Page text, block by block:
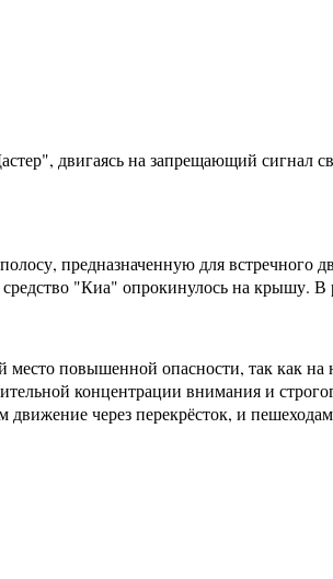
двигаясь на запрещающий сигнал
предназначенную для встречного
"Киа" опрокинулось на крышу. В
место повышенной опасности, так как
концентрации внимания и
через перекрёсток, и